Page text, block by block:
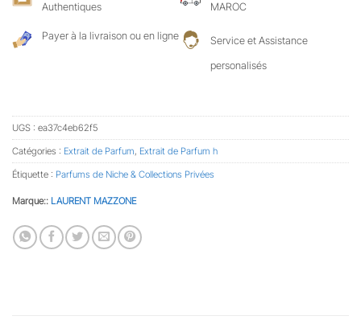
Authentiques
MAROC
Payer à la livraison ou en ligne Service et Assistance
personalisés
UGS : ea37c4eb62f5
Catégories : Extrait de Parfum, Extrait de Parfum h
Étiquette : Parfums de Niche & Collections Privées
Marque:: LAURENT MAZZONE